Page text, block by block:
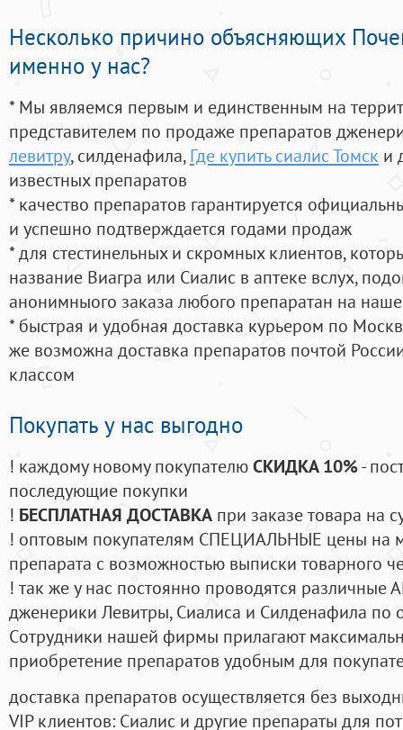
Несколько причино объясняющих
именно у нас?
* Мы являемся первым и единственным на
представителем по продаже препаратов
левитру, силденафила, Где купить сиалис Томск и
известных препаратов
* качество препаратов гарантируется
и успешно подтверждается годами продаж
* для стестинельных и скромных клиентов,
название Виагра или Сиалис в аптеке вслух,
анонимныого заказа любого препаратан на
* быстрая и удобная доставка курьером по
же возможна доставка препаратов почтой
классом
Покупать у нас выгодно
! каждому новому покупателюСКИДКА 10%-
последующие покупки
! БЕСПЛАТНАЯ ДОСТАВКА при заказе товара на
! оптовым покупателям СПЕЦИАЛЬНЫЕ цены на
препарата с возможностью выписки товарного
! так же у нас постоянно проводятся
дженерики Левитры, Сиалиса и Силденафила по
Cотрудники нашей фирмы прилагают
приобретение препаратов удобным для
доставка препаратов осуществляется без
VIP клиентов: Сиалис и другие препараты для